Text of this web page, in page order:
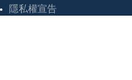
隱私權宣告